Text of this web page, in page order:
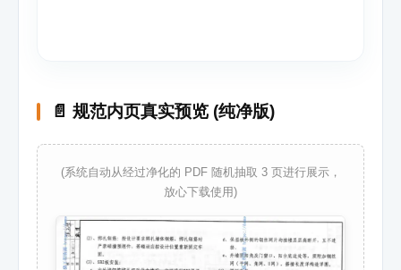
📄 规范内页真实预览 (纯净版)
(系统自动从经过净化的 PDF 随机抽取 3 页进行展示，
放心下载使用)